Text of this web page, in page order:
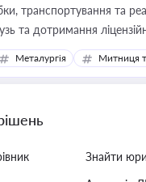
транспортування та
та дотримання
Металургія Митниця
Знайти